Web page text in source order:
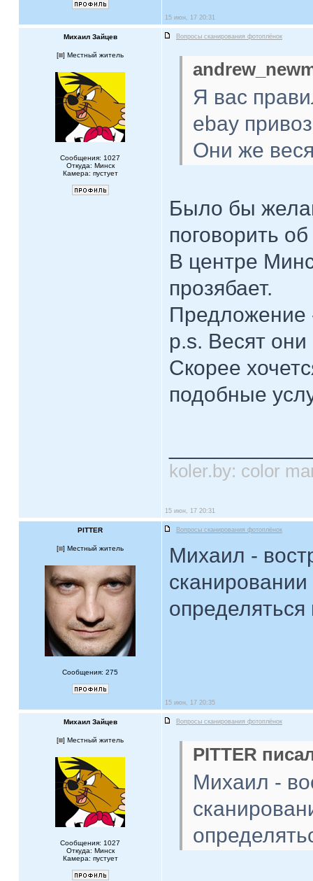
15 июн, 17 20:31
Михаил Зайцев Вопросы сканирования фотоплёнок
[ ] Местный житель
Сообщения: 1027
Откуда: Минск
Камера: пустует
Я вас
ebay
Они же
Было бы
поговорить
В центре
прозябает.
Предложение
p.s. Весят
Скорее
подобные
koler.by: color
15 июн, 17 20:31
PITTER Вопросы сканирования фотоплёнок
[ ] Местный житель
Сообщения: 275
Михаил -
определяться
15 июн, 17 20:35
Михаил Зайцев Вопросы сканирования фотоплёнок
[ ] Местный житель
Сообщения: 1027
Откуда: Минск
Камера: пустует
PITTER
Михаил -